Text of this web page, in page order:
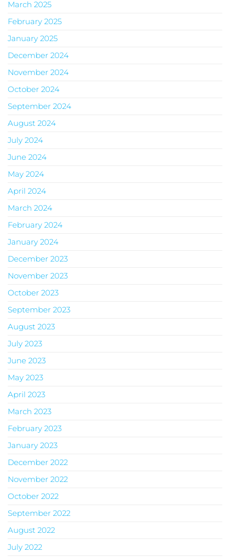
March 2025
February 2025
January 2025
December 2024
November 2024
October 2024
September 2024
August 2024
July 2024
June 2024
May 2024
April 2024
March 2024
February 2024
January 2024
December 2023
November 2023
October 2023
September 2023
August 2023
July 2023
June 2023
May 2023
April 2023
March 2023
February 2023
January 2023
December 2022
November 2022
October 2022
September 2022
August 2022
July 2022